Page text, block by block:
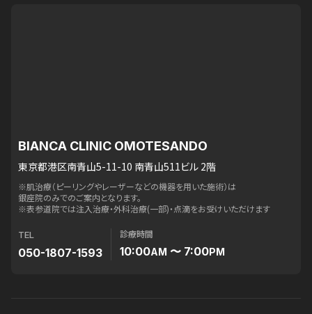
BIANCA CLINIC OMOTESANDO
東京都港区南青山5-11-10 南青山511ビル 2階
※肌治療（ピーリングやレーザーなどの機器を用いた施術）は
銀座院のみでのご案内となります。
※表参道院では注入治療・外科治療(一部)・点滴をお受けいただけます
TEL
050-1807-1593
診療時間
10:00AM 〜 7:00PM